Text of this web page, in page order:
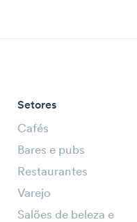
Setores
Cafés
Bares e pubs
Restaurantes
Varejo
Salões de beleza e